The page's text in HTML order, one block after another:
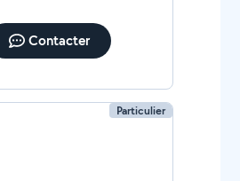
Contacter
Particulier